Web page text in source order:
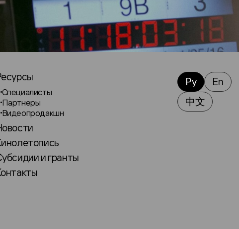
Ресурсы
Специалисты
Партнеры
Видеопродакшн
Новости
Кинолетопись
Субсидии и гранты
Контакты
Ру
En
中文